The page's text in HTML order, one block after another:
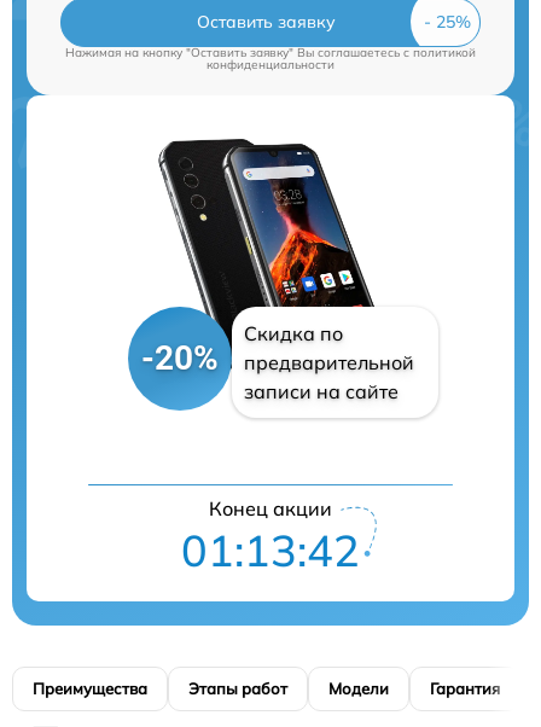
Оставить заявку
Нажимая на кнопку "Оставить заявку" Вы соглашаетесь cполитикой
конфиденциальности
-20%
Скидка по
предварительной
записи на сайте
Конец акции
01:13:41
Преимущества Этапы работ Модели Гарантия